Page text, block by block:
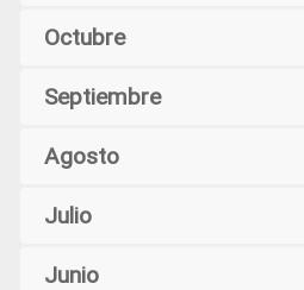
Octubre
Septiembre
Agosto
Julio
Junio